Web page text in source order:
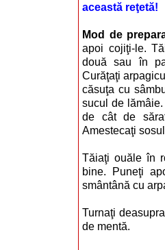
această reţetă!
Mod de
apoi cojiţi-le.
două sau în
Curăţaţi
căsuţa cu
sucul de
de cât de
Amestecaţi
Tăiaţi ouăle în
bine. Puneţi
smântână cu
Turnaţi
de mentă.